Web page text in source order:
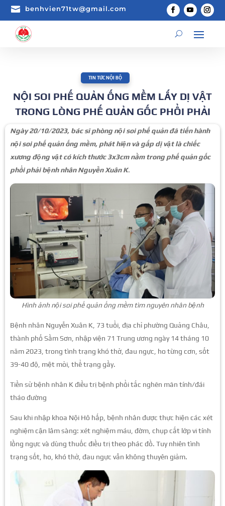
 benhvien71tw@gmail.com
TIN TỨC NỘI BỘ
NỘI SOI PHẾ QUẢN ỐNG MỀM LẤY DỊ VẬT
TRONG LÒNG PHẾ QUẢN GỐC PHỔI PHẢI
Ngày 20/10/2023, bác sĩ phòng nội soi phế quản đã tiến hành
nội soi phế quản ống mềm, phát hiện và gắp dị vật là chiếc
xương động vật có kích thước 3x3cm nằm trong phế quản gốc
phổi phải bệnh nhân Nguyễn Xuân K.
Hình ảnh nội soi phế quản ống mềm tìm nguyên nhân bệnh
Bệnh nhân Nguyễn Xuân K, 73 tuổi, địa chỉ phường Quảng Châu,
thành phố Sầm Sơn, nhập viện 71 Trung ương ngày 14 tháng 10
năm 2023, trong tình trạng khó thở, đau ngực, ho từng cơn, sốt
39-40 độ, mệt mỏi, thể trạng gầy.
Tiền sử bệnh nhân K điều trị bệnh phổi tắc nghẽn mãn tính/đái
tháo đường
Sau khi nhập khoa Nội Hô hấp, bệnh nhân được thực hiện các xét
nghiệm cận lâm sàng: xét nghiệm máu, đờm, chụp cắt lớp vi tính
lồng ngực và dùng thuốc điều trị theo phác đồ. Tuy nhiên tình
trạng sốt, ho, khó thở, đau ngực vẫn không thuyên giảm.